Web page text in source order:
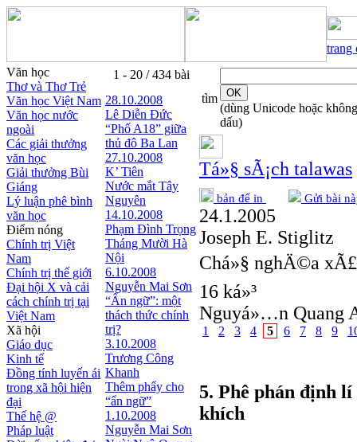
trang
Văn học
Thơ và Thơ Trẻ
Văn học Việt Nam
Văn học nước
ngoài
Các giải thưởng
văn học
Giải thưởng Bùi
Giáng
Lý luận phê bình
văn học
Điểm nóng
Chính trị Việt
Nam
Chính trị thế giới
Đại hội X và cải
cách chính trị tại
Việt Nam
Xã hội
Giáo dục
Kinh tế
Đồng tính luyến ái
trong xã hội hiện
đại
Thế hệ @
Pháp luật
1 - 20 / 434 bài
28.10.2008
Lê Diễn Đức
“Phố A18” giữa
thủ đô Ba Lan
27.10.2008
K’ Tiên
Nước mắt Tây
Nguyên
14.10.2008
Phạm Đình Trọng
Tháng Mười Hà
Nội
6.10.2008
Nguyễn Mai Sơn
“Ẩn ngữ”: một
thách thức chính
trị?
3.10.2008
Trương Công
Khanh
Thêm phẩy cho
“ẩn ngữ”
1.10.2008
Nguyễn Mai Sơn
tìm
(dùng Unicode hoặc không
dấu)
Tá»§ sÃ¡ch talawas
bản để in Gửi bài
24.1.2005
Joseph E. Stiglitz
Chá»§ nghÄ©a
16 ká»³
Nguyá»…n Quang
1 2 3 4 5 6 7 8 9
5. Phê phán định
khích